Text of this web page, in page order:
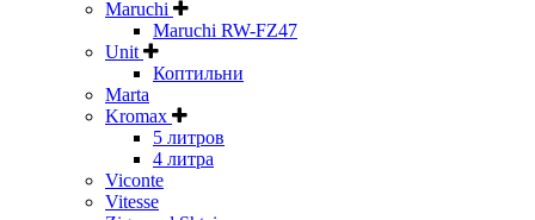
Maruchi
Maruchi RW-FZ47
Unit
Коптильни
Marta
Kromax
5 литров
4 литра
Viconte
Vitesse